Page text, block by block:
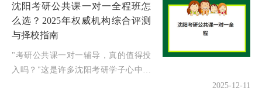
沈阳考研公共课一对一全程班怎
么选？2025年权威机构综合评测
与择校指南
"考研公共课一对一辅导，真的值得投
入吗？"这是许多沈阳考研学子心中的
2025-12-11